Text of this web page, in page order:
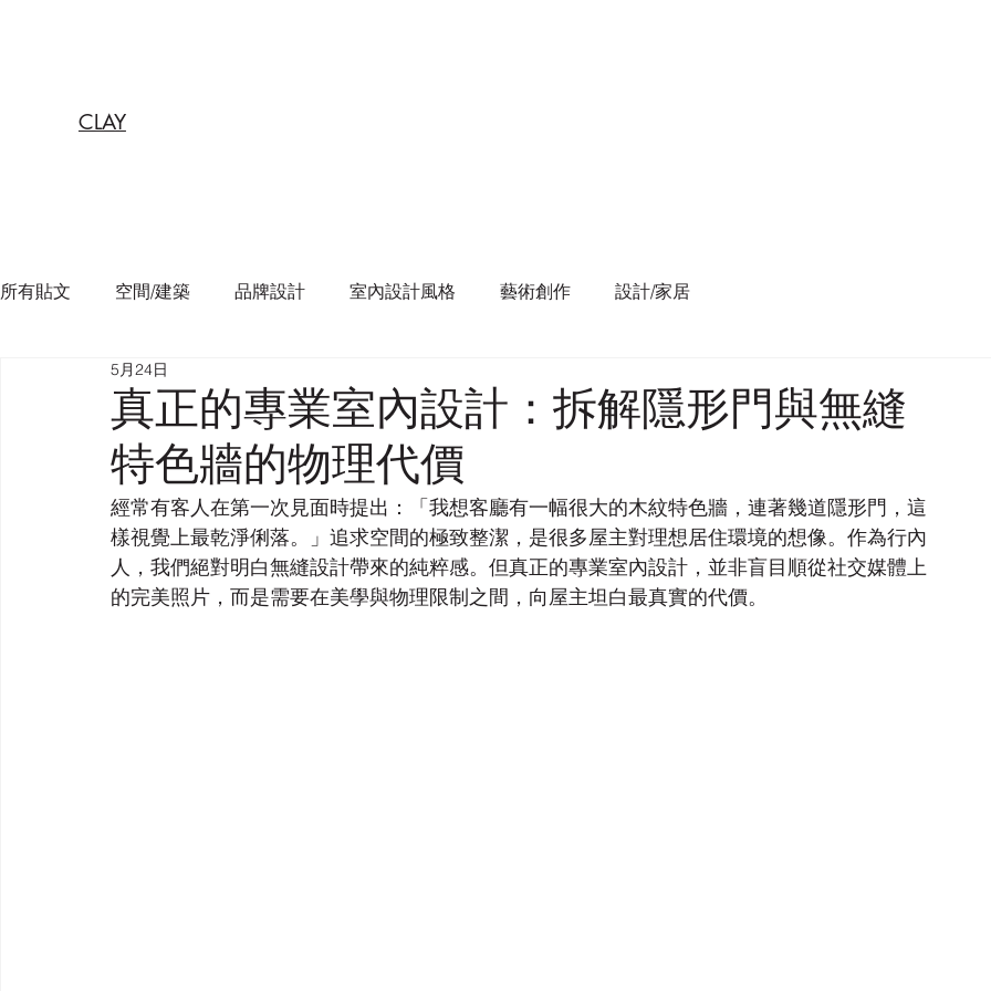
CLAY
所有貼文 空間/建築 品牌設計 室內設計風格 藝術創作 設計/家居
真正的專業室內設計：拆解隱形門與無縫
特色牆的物理代價
5月24日
經常有客人在第一次見面時提出：「我想客廳有一幅很大的木紋特色牆，連著幾道隱形門，這
樣視覺上最乾淨俐落。」追求空間的極致整潔，是很多屋主對理想居住環境的想像。作為行內
人，我們絕對明白無縫設計帶來的純粹感。但真正的專業室內設計，並非盲目順從社交媒體上
的完美照片，而是需要在美學與物理限制之間，向屋主坦白最真實的代價。